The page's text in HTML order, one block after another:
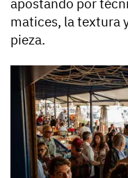
apostando por
matices, la textura
pieza.